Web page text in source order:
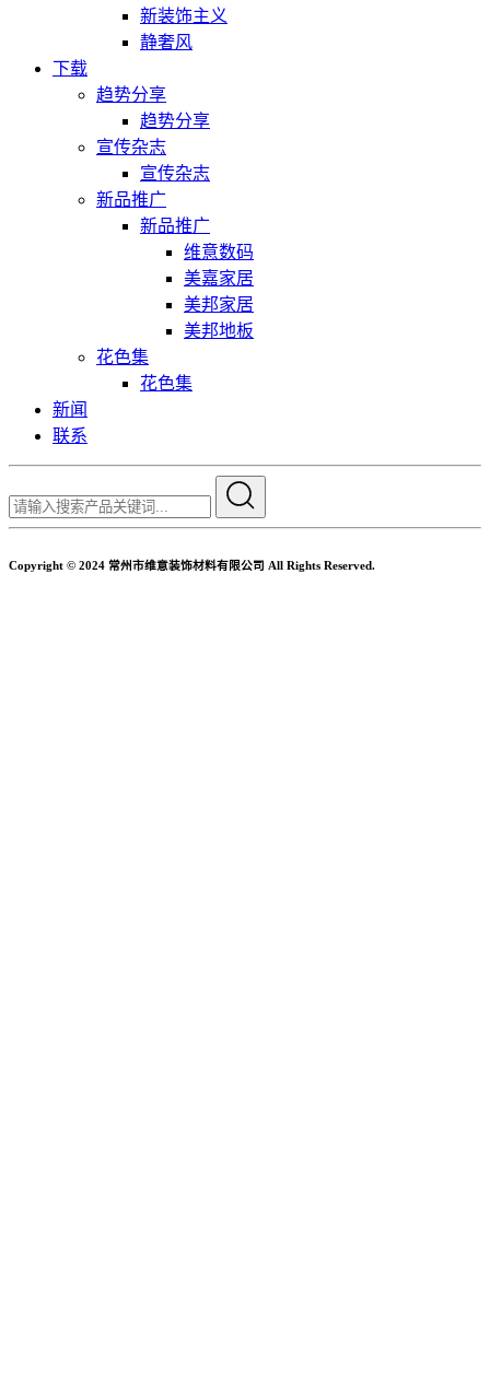
新装饰主义
静奢风
下载
趋势分享
趋势分享
宣传杂志
宣传杂志
新品推广
新品推广
维意数码
美嘉家居
美邦家居
美邦地板
花色集
花色集
新闻
联系
Copyright © 2024 常州市维意装饰材料有限公司 All Rights Reserved.